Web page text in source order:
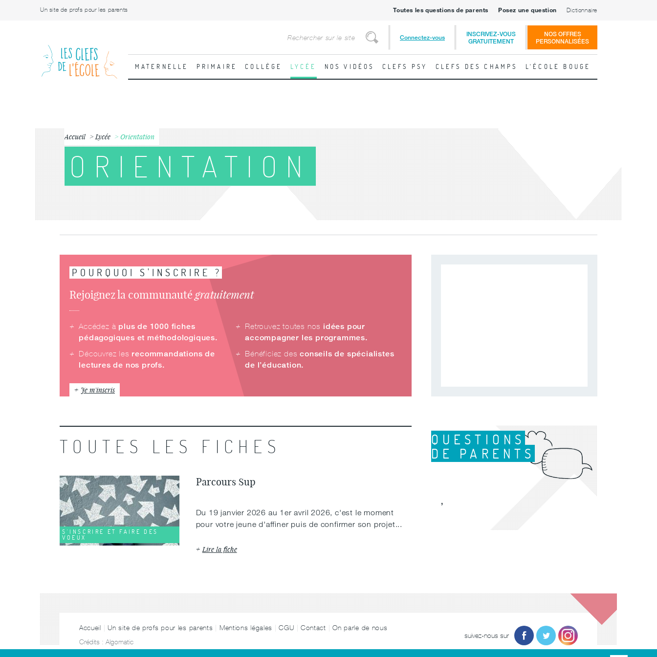
Un site de profs pour les parents Toutes les questions de parents Posez une question Dictionnaire
Rechercher
Connectez-vous
INSCRIVEZ-VOUS
GRATUITEMENT
NOS OFFRES
PERSONNALISÉES
MATERNELLE PRIMAIRE COLLÈGE LYCÉE NOS VIDÉOS CLEFS PSY CLEFS DES CHAMPS L'ÉCOLE BOUGE
Accueil Lycée Orientation
ORIENTATION
POURQUOI S'INSCRIRE ?
Rejoignez la communauté gratuitement
Accédez à plus de 1000 fiches
pédagogiques et méthodologiques.
Retrouvez toutes nos idées pour
accompagner les programmes.
Découvrez les recommandations de
lectures de nos profs.
Bénéficiez desconseils de spécialistes
de l’éducation.
Je m'inscris
TOUTES LES FICHES
S'INSCRIRE ET FAIRE DES
VOEUX
Parcours Sup
Du 19 janvier 2026 au 1er avril 2026, c'est le moment
pour votre jeune d'affiner puis de confirmer son projet...
Lire la fiche
QUESTIONS
DE PARENTS
,
Accueil Un site de profs pour les parents Mentions légales CGU Contact
On parle de nous
suivez-nous sur
Crédits : Algomatic